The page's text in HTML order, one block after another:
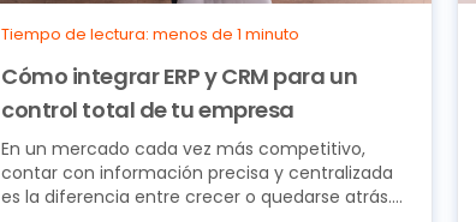
Tiempo de lectura: menos de 1 minuto
Cómo integrar ERP y CRM para un
control total de tu empresa
En un mercado cada vez más competitivo,
contar con información precisa y centralizada
es la diferencia entre crecer o quedarse atrás.